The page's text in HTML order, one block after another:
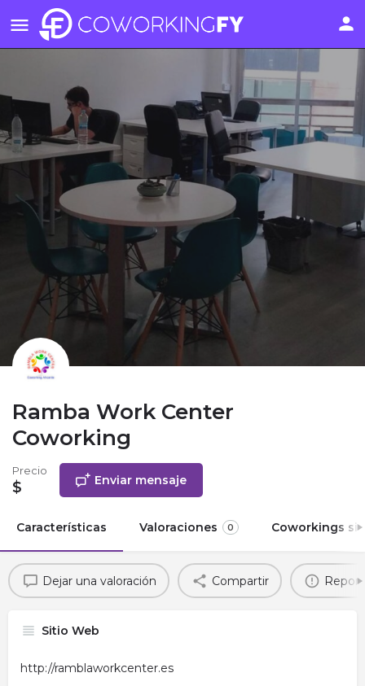
Ramba Work Center
Coworking
Precio
$ Enviar mensaje
Características Valoraciones 0 Coworkings
Dejar una valoración Compartir
Sitio Web
http://ramblaworkcenter.es